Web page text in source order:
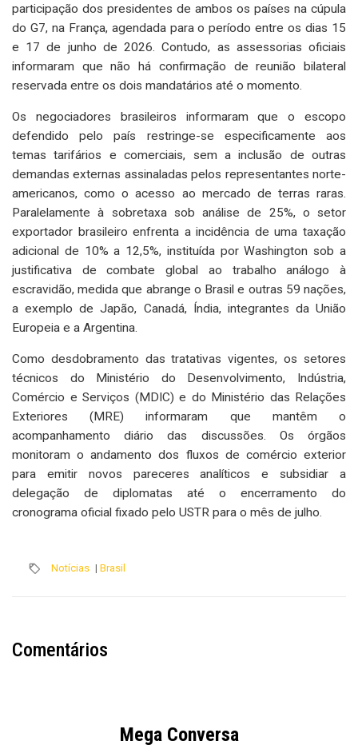
participação dos presidentes de ambos os países na cúpula
do G7, na França, agendada para o período entre os dias 15
e 17 de junho de 2026. Contudo, as assessorias oficiais
informaram que não há confirmação de reunião bilateral
reservada entre os dois mandatários até o momento.
Os negociadores brasileiros informaram que o escopo
defendido pelo país restringe-se especificamente aos
temas tarifários e comerciais, sem a inclusão de outras
demandas externas assinaladas pelos representantes norte-
americanos, como o acesso ao mercado de terras raras.
Paralelamente à sobretaxa sob análise de 25%, o setor
exportador brasileiro enfrenta a incidência de uma taxação
adicional de 10% a 12,5%, instituída por Washington sob a
justificativa de combate global ao trabalho análogo à
escravidão, medida que abrange o Brasil e outras 59 nações,
a exemplo de Japão, Canadá, Índia, integrantes da União
Europeia e a Argentina.
Como desdobramento das tratativas vigentes, os setores
técnicos do Ministério do Desenvolvimento, Indústria,
Comércio e Serviços (MDIC) e do Ministério das Relações
Exteriores (MRE) informaram que mantêm o
acompanhamento diário das discussões. Os órgãos
monitoram o andamento dos fluxos de comércio exterior
para emitir novos pareceres analíticos e subsidiar a
delegação de diplomatas até o encerramento do
cronograma oficial fixado pelo USTR para o mês de julho.
Notícias | Brasil
Comentários
Mega Conversa